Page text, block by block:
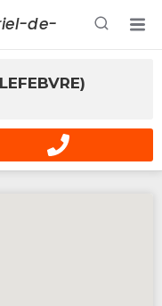
/ Rabais /
de-